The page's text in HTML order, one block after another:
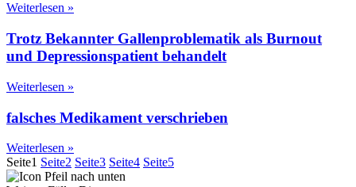
Weiterlesen »
Trotz Bekannter Gallenproblematik als Burnout
und Depressionspatient behandelt
Weiterlesen »
falsches Medikament verschrieben
Weiterlesen »
Seite1 Seite2 Seite3 Seite4 Seite5